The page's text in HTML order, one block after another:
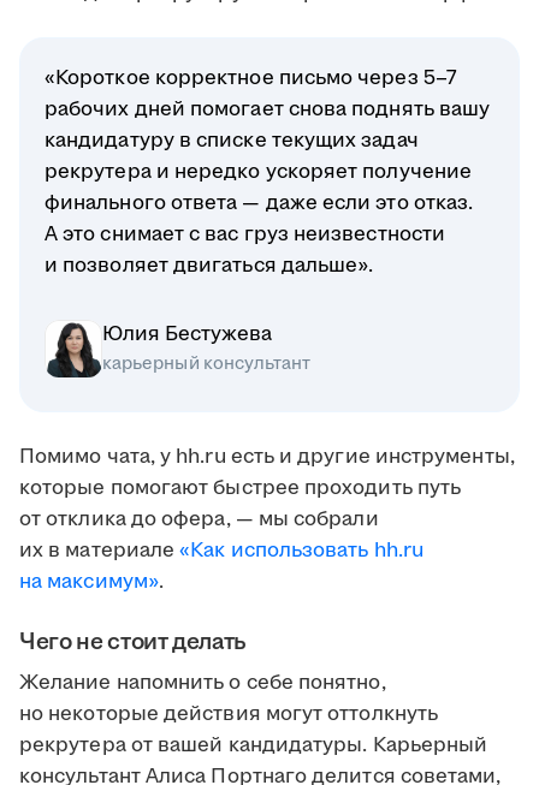
«Короткое корректное письмо через 5–7
рабочих дней помогает снова поднять вашу
кандидатуру в списке текущих задач
рекрутера и нередко ускоряет получение
финального ответа — даже если это отказ.
А это снимает с вас груз неизвестности
и позволяет двигаться дальше».
Юлия Бестужева
карьерный консультант
Помимо чата, у hh.ru есть и другие инструменты,
которые помогают быстрее проходить путь
от отклика до офера, — мы собрали
их в материале«Как использовать hh.ru
на максимум».
Чего не стоит делать
Желание напомнить о себе понятно,
но некоторые действия могут оттолкнуть
рекрутера от вашей кандидатуры. Карьерный
консультант Алиса Портнаго делится советами,